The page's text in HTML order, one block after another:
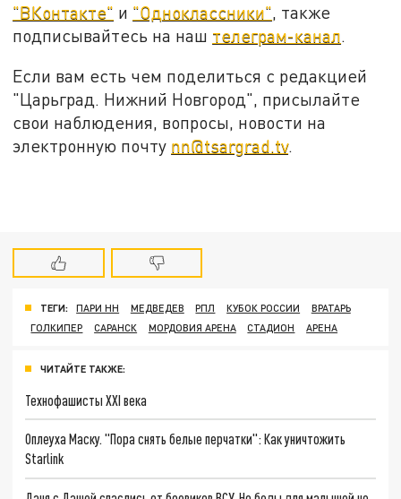
"ВКонтакте" и "Одноклассники", также
подписывайтесь на наш телеграм-канал.
Если вам есть чем поделиться с редакцией
"Царьград. Нижний Новгород", присылайте
свои наблюдения, вопросы, новости на
электронную почту nn@tsargrad.tv.
ТЕГИ: ПАРИ НН МЕДВЕДЕВ РПЛ КУБОК РОССИИ
ВРАТАРЬ
ГОЛКИПЕР
САРАНСК МОРДОВИЯ АРЕНА СТАДИОН АРЕНА
ЧИТАЙТЕ ТАКЖЕ:
Технофашисты XXI века
Оплеуха Маску. "Пора снять белые перчатки": Как уничтожить
Starlink